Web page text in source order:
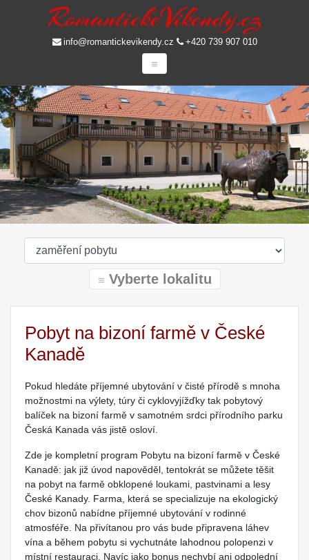
info@romantickevikendy.cz +420 739 907 010
Vyberte lokalitu
Pobyt na bizoní farmě v České
Kanadě
Pokud hledáte příjemné ubytování v čisté přírodě s mnoha
možnostmi na výlety, túry či cyklovyjížďky tak pobytový
balíček na bizoní farmě v samotném srdci přírodního parku
Česká Kanada vás jistě osloví.
Zde je kompletní program Pobytu na bizoní farmě v České
Kanadě: jak již úvod napověděl, tentokrát se můžete těšit
na pobyt na farmě obklopené loukami, pastvinami a lesy
České Kanady. Farma, která se specializuje na ekologický
chov bizonů nabídne příjemné ubytování v rodinné
atmosféře. Na přivítanou pro vás bude připravena láhev
vína a během pobytu si vychutnáte lahodnou polopenzi v
místní restauraci. Navíc jako bonus nechybí ani odpolední